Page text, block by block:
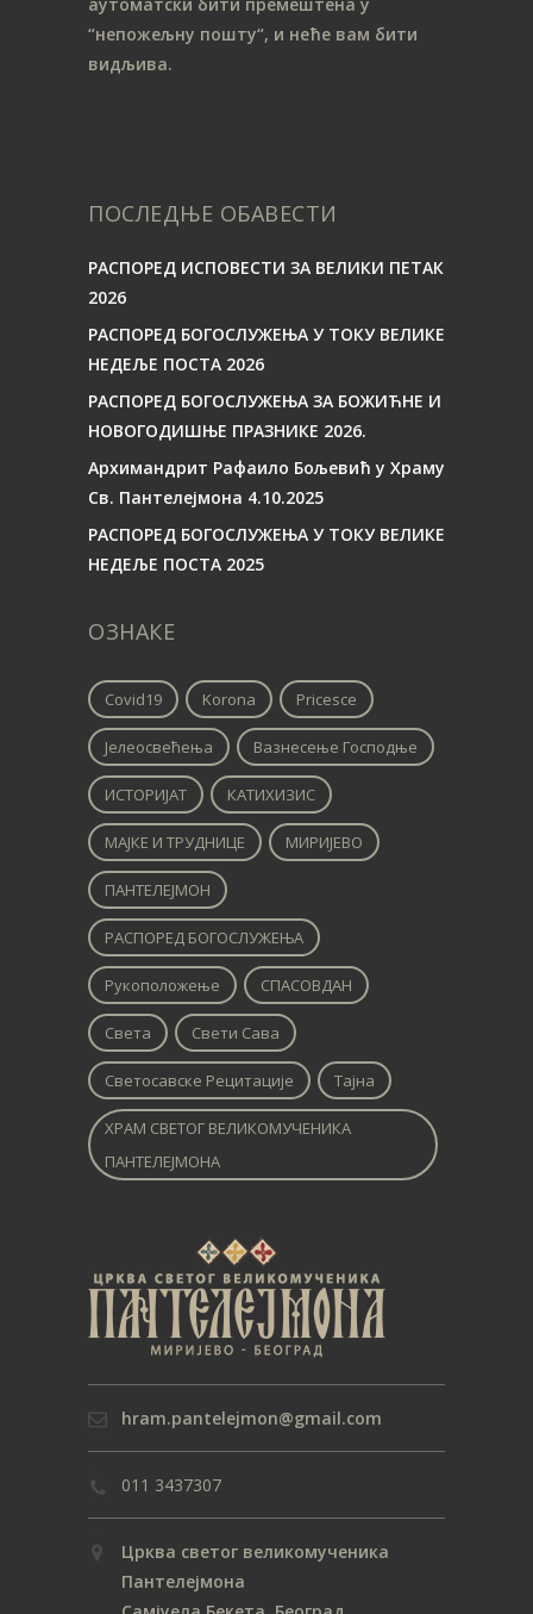
“непожељну пошту“, и неће вам бити
видљива.
ПОСЛЕДЊЕ ОБАВЕСТИ
РАСПОРЕД ИСПОВЕСТИ ЗА ВЕЛИКИ ПЕТАК
2026
РАСПОРЕД БОГОСЛУЖЕЊА У ТОКУ ВЕЛИКЕ
НЕДЕЉЕ ПОСТА 2026
РАСПОРЕД БОГОСЛУЖЕЊА ЗА БОЖИЋНЕ И
НОВОГОДИШЊЕ ПРАЗНИКЕ 2026.
Архимандрит Рафаило Бољевић у Храму
Св. Пантелејмона 4.10.2025
РАСПОРЕД БОГОСЛУЖЕЊА У ТОКУ ВЕЛИКЕ
НЕДЕЉЕ ПОСТА 2025
ОЗНАКЕ
Covid19 Korona Pricesce
Јелеосвећења Вазнесење Господње
ИСТОРИЈАТ КАТИХИЗИС
МАЈКЕ И ТРУДНИЦЕ МИРИЈЕВО
ПАНТЕЛЕЈМОН
РАСПОРЕД БОГОСЛУЖЕЊА
Рукоположење СПАСОВДАН
Света Свети Сава
Светосавске Рецитације Тајна
ХРАМ СВЕТОГ ВЕЛИКОМУЧЕНИКА
ПАНТЕЛЕЈМОНА
hram.pantelejmon@gmail.com
011 3437307
Црква светог великомученика
Пантелејмона